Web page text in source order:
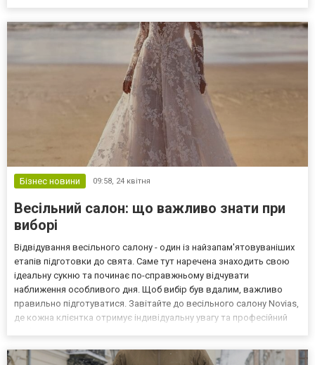
Бізнес новини 09:58, 24 квітня
Весільний салон: що важливо знати при
виборі
Відвідування весільного салону - один із найзапам'ятовуваніших
етапів підготовки до свята. Саме тут наречена знаходить свою
ідеальну сукню та починає по-справжньому відчувати
наближення особливого дня. Щоб вибір був вдалим, важливо
правильно підготуватися. Завітайте до весільного салону Novias,
де кожна клієнтка отримує індивідуальну увагу та професійний